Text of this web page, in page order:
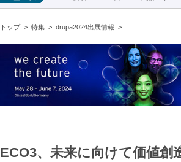
トップ 特集 drupa2024出展情報
ECO3、未来に向けて価値